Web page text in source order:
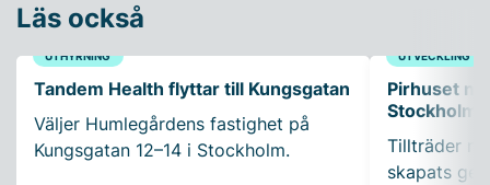
Läs också
UTHYRNING
Tandem Health flyttar till Kungsgatan
Väljer Humlegårdens fastighet på
Kungsgatan 12–14 i Stockholm.
UTVECKLING
Pirhuset
Tillträder
skapats